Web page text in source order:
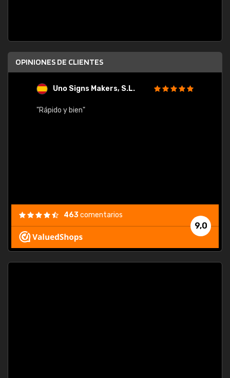
OPINIONES DE CLIENTES
Uno Signs Makers, S.L.
"Rápido y bien"
9,0
463comentarios